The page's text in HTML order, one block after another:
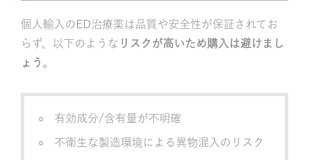
個人輸入のED治療薬は品質や安全性が保証されてお
らず、以下のような リスクが高いため購入は避けまし
ょう 。
有効成分/含有量が不明確
不衛生な製造環境による異物混入のリスク